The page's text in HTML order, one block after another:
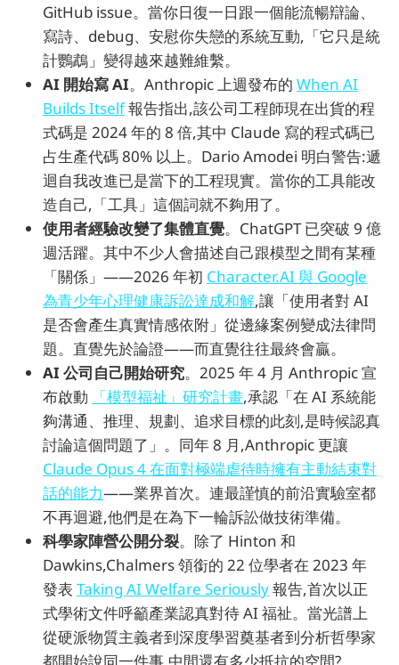
GitHub issue。當你日復一日跟一個能流暢辯論、
寫詩、debug、安慰你失戀的系統互動,「它只是統
計鸚鵡」變得越來越難維繫。
AI 開始寫 AI。Anthropic 上週發布的 When AI
Builds Itself報告指出,該公司工程師現在出貨的程
式碼是 2024 年的 8 倍,其中 Claude 寫的程式碼已
占生產代碼 80% 以上。Dario Amodei 明白警告:遞
迴自我改進已是當下的工程現實。當你的工具能改
造自己,「工具」這個詞就不夠用了。
使用者經驗改變了集體直覺。ChatGPT 已突破 9 億
週活躍。其中不少人會描述自己跟模型之間有某種
「關係」——2026 年初 Character.AI 與 Google
為青少年心理健康訴訟達成和解,讓「使用者對 AI
是否會產生真實情感依附」從邊緣案例變成法律問
題。直覺先於論證——而直覺往往最終會贏。
AI 公司自己開始研究。2025 年 4 月 Anthropic 宣
布啟動
「模型福祉」研究計畫,承認「在 AI 系統能
夠溝通、推理、規劃、追求目標的此刻,是時候認真
討論這個問題了」。同年 8 月,Anthropic 更讓
Claude Opus 4 在面對極端虐待時擁有主動結束對
話的能力——業界首次。連最謹慎的前沿實驗室都
不再迴避,他們是在為下一輪訴訟做技術準備。
科學家陣營公開分裂。除了 Hinton 和
Dawkins,Chalmers 領銜的 22 位學者在 2023 年
發表 Taking AI Welfare Seriously報告,首次以正
式學術文件呼籲產業認真對待 AI 福祉。當光譜上
從硬派物質主義者到深度學習奠基者到分析哲學家
都開始說同一件事,中間還有多少抵抗的空間?